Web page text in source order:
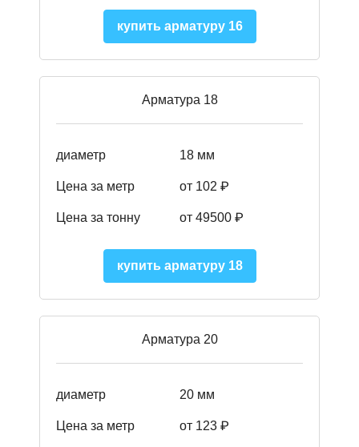
купить арматуру 16
Арматура 18
диаметр 18 мм
Цена за метр от 102 ₽
Цена за тонну от 49500 ₽
купить арматуру 18
Арматура 20
диаметр 20 мм
Цена за метр от 123 ₽